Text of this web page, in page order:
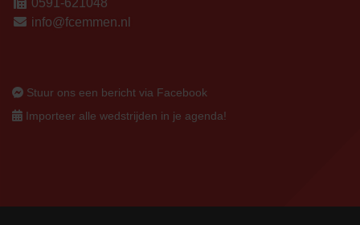
info@fcemmen.nl
Stuur ons een bericht via Facebook
Importeer alle wedstrijden in je agenda!